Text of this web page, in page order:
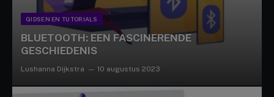
GIDSEN EN TUTORIALS
BLUETOOTH: EEN FASCINERENDE
GESCHIEDENIS
Lushanna Dijkstra 10 augustus 2023